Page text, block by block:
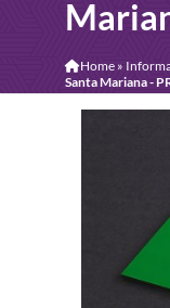
Home»
Santa Mariana -